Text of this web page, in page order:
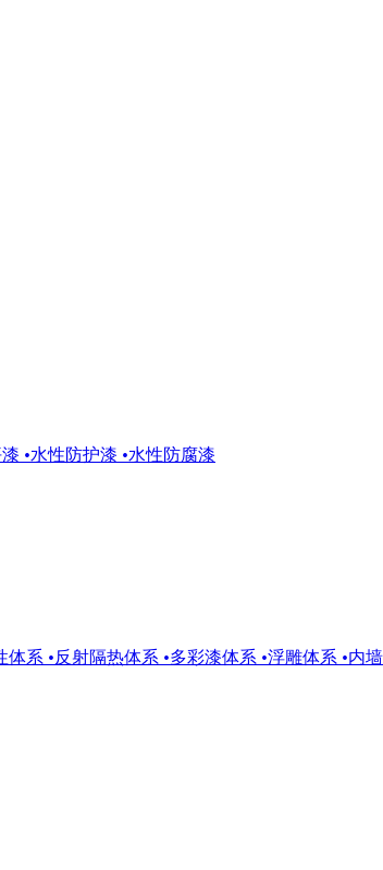
•水性防护漆 •水性防腐漆
体系 •反射隔热体系 •多彩漆体系 •浮雕体系 •内